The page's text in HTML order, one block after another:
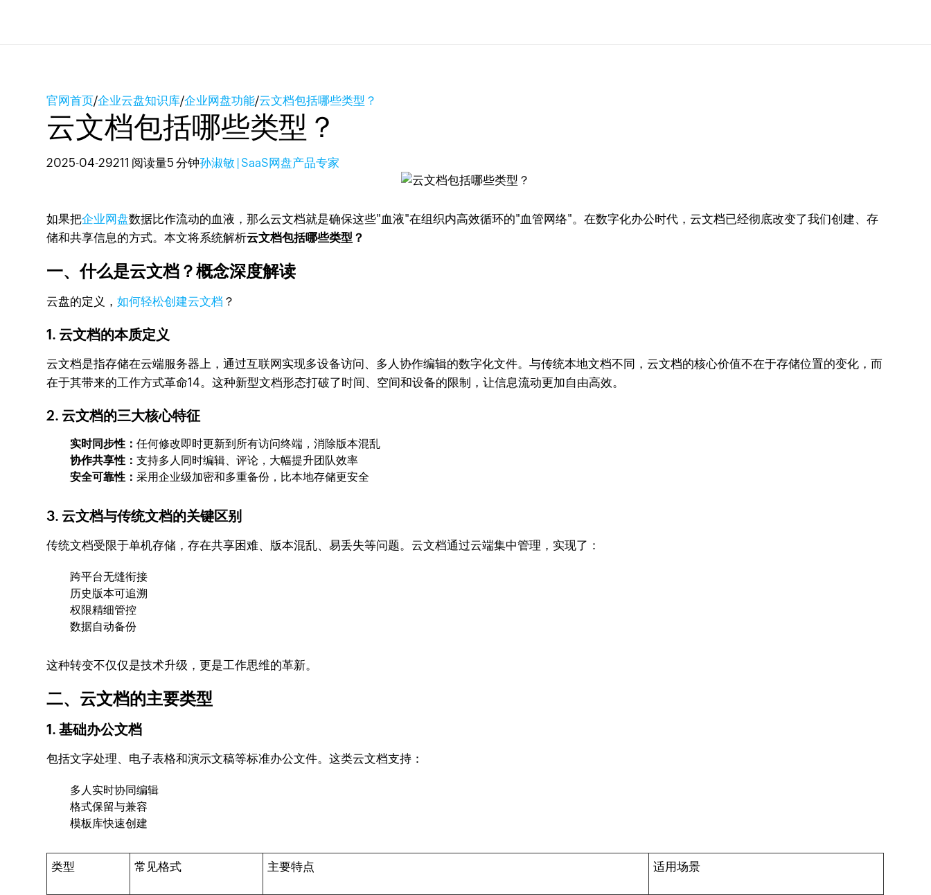
官网首页/企业云盘知识库/企业网盘功能/云文档包括哪些类型？
云文档包括哪些类型？
2025-04-29211 阅读量5 分钟孙淑敏 | SaaS网盘产品专家
如果把企业网盘数据比作流动的血液，那么云文档就是确保这些"血液"在组织内高效循环的"血管网络"。在数字化办公时代，云文档已经彻底改变了我们创建、存
储和共享信息的方式。本文将系统解析云文档包括哪些类型？
一、什么是云文档？概念深度解读
云盘的定义，如何轻松创建云文档 ？
1. 云文档的本质定义
云文档是指存储在云端服务器上，通过互联网实现多设备访问、多人协作编辑的数字化文件。与传统本地文档不同，云文档的核心价值不在于存储位置的变化，而
在于其带来的工作方式革命14。这种新型文档形态打破了时间、空间和设备的限制，让信息流动更加自由高效。
2. 云文档的三大核心特征
实时同步性：任何修改即时更新到所有访问终端，消除版本混乱
协作共享性：支持多人同时编辑、评论，大幅提升团队效率
安全可靠性：采用企业级加密和多重备份，比本地存储更安全
3. 云文档与传统文档的关键区别
传统文档受限于单机存储，存在共享困难、版本混乱、易丢失等问题。云文档通过云端集中管理，实现了：
跨平台无缝衔接
历史版本可追溯
权限精细管控
数据自动备份
这种转变不仅仅是技术升级，更是工作思维的革新。
二、云文档的主要类型
1. 基础办公文档
包括文字处理、电子表格和演示文稿等标准办公文件。这类云文档支持：
多人实时协同编辑
格式保留与兼容
模板库快速创建
类型 常见格式 主要特点 适用场景